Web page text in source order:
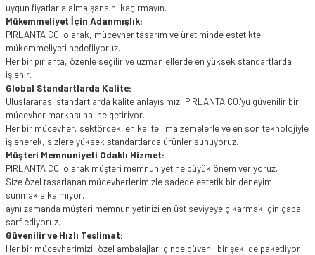
uygun fiyatlarla alma şansını kaçırmayın.
Mükemmeliyet İçin Adanmışlık:
PIRLANTA CO. olarak, mücevher tasarım ve üretiminde estetikte
mükemmeliyeti hedefliyoruz.
Her bir pırlanta, özenle seçilir ve uzman ellerde en yüksek standartlarda
işlenir.
Global Standartlarda Kalite:
Uluslararası standartlarda kalite anlayışımız, PIRLANTA CO.'yu güvenilir bir
mücevher markası haline getiriyor.
Her bir mücevher, sektördeki en kaliteli malzemelerle ve en son teknolojiyle
işlenerek, sizlere yüksek standartlarda ürünler sunuyoruz.
Müşteri Memnuniyeti Odaklı Hizmet:
PIRLANTA CO. olarak müşteri memnuniyetine büyük önem veriyoruz.
Size özel tasarlanan mücevherlerimizle sadece estetik bir deneyim
sunmakla kalmıyor,
aynı zamanda müşteri memnuniyetinizi en üst seviyeye çıkarmak için çaba
sarf ediyoruz.
Güvenilir ve Hızlı Teslimat:
Her bir mücevherimizi, özel ambalajlar içinde güvenli bir şekilde paketliyor